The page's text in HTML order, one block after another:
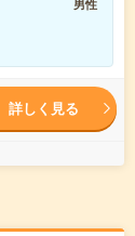
男性
詳しく見る